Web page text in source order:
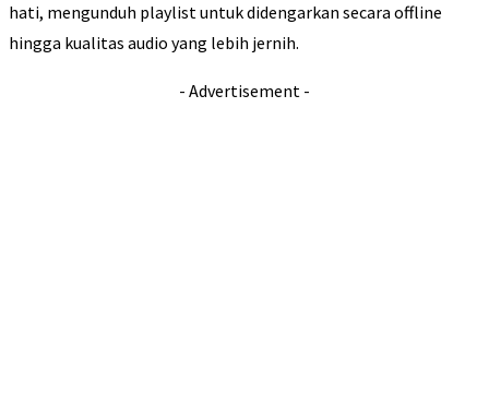
hati, mengunduh playlist untuk didengarkan secara offline
hingga kualitas audio yang lebih jernih.
- Advertisement -